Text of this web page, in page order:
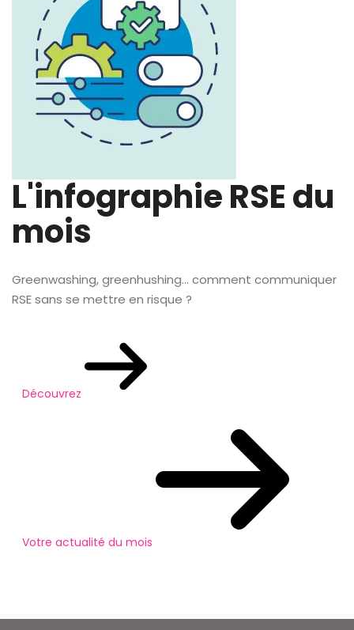
L'infographie RSE du
mois
Greenwashing, greenhushing… comment communiquer
RSE sans se mettre en risque ?
Découvrez
Votre actualité du mois